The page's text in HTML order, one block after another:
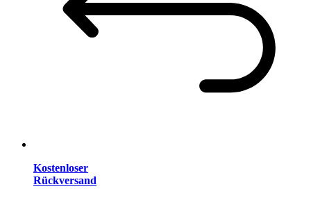
Kostenloser
Rückversand